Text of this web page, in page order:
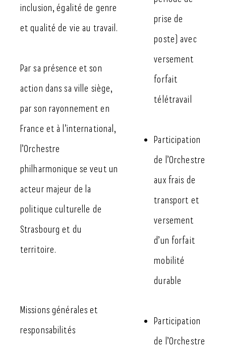
inclusion, égalité de genre
et qualité de vie au travail.
Par sa présence et son
action dans sa ville siège,
par son rayonnement en
France et à l’international,
l’Orchestre
philharmonique se veut un
acteur majeur de la
politique culturelle de
Strasbourg et du
territoire.
Missions générales et
responsabilités
prise de
poste) avec
versement
forfait
télétravail
Participation
de l’Orchestre
aux frais de
transport et
versement
d’un forfait
mobilité
durable
Participation
de l’Orchestre